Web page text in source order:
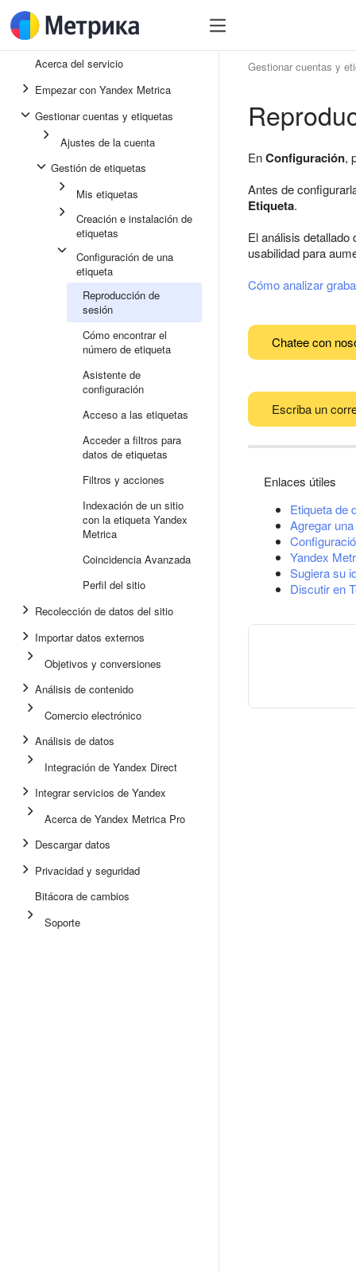
Acerca del servicio
Empezar con Yandex Metrica
Gestionar cuentas y etiquetas
Ajustes de la cuenta
Gestión de etiquetas
Mis etiquetas
Creación e instalación de
etiquetas
Configuración de una
etiqueta
Reproducción de
sesión
Cómo encontrar el
número de etiqueta
Asistente de
configuración
Acceso a las etiquetas
Acceder a filtros para
datos de etiquetas
Filtros y acciones
Indexación de un sitio
con la etiqueta Yandex
Metrica
Coincidencia Avanzada
Perfil del sitio
Recolección de datos del sitio
Importar datos externos
Objetivos y conversiones
Análisis de contenido
Comercio electrónico
Análisis de datos
Integración de Yandex Direct
Integrar servicios de Yandex
Acerca de Yandex Metrica Pro
Descargar datos
Privacidad y seguridad
Bitácora de cambios
Soporte
Gestionar cuentas y
EnConfiguración,
Antes de
Etiqueta.
El análisis
usabilidad para
Cómo analizar
Chatee con
Escriba un
Enlaces útiles
Etiqueta de
Agregar
Yandex
Sugiera su
Discutir en